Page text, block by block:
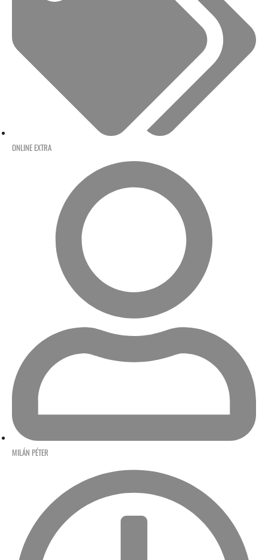
ONLINE EXTRA
MILÁN PÉTER